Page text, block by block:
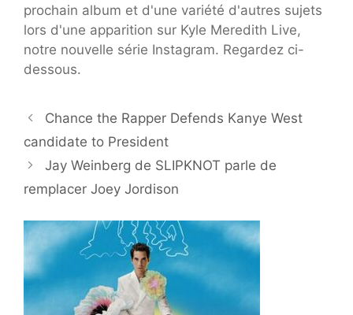
prochain album et d'une variété d'autres sujets
lors d'une apparition sur Kyle Meredith Live,
notre nouvelle série Instagram. Regardez ci-
dessous.
Chance the Rapper Defends Kanye West
candidate to President
Jay Weinberg de SLIPKNOT parle de
remplacer Joey Jordison